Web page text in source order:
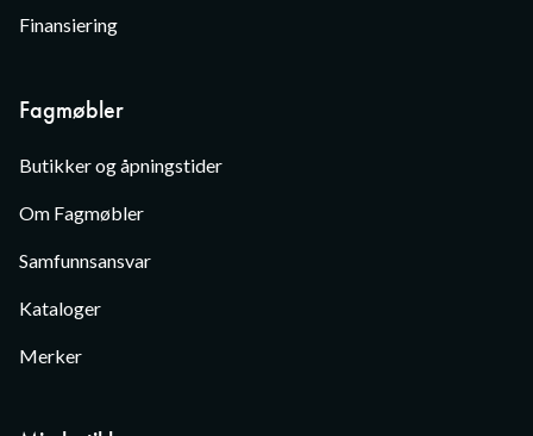
Finansiering
Fagmøbler
Butikker og åpningstider
Om Fagmøbler
Samfunnsansvar
Kataloger
Merker